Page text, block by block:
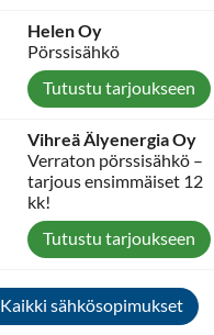
Helen Oy
Pörssisähkö
Tutustu tarjoukseen
Vihreä Älyenergia Oy
Verraton pörssisähkö –
tarjous ensimmäiset 12
kk!
Tutustu tarjoukseen
Kaikki sähkösopimukset